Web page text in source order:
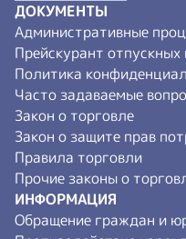
ДОКУМЕНТЫ
Административные
Прейскурант отпускных
Политика
Часто задаваемые
Закон о торговле
Закон о защите прав
Правила торговли
Прочие законы о
ИНФОРМАЦИЯ
Обращение граждан и